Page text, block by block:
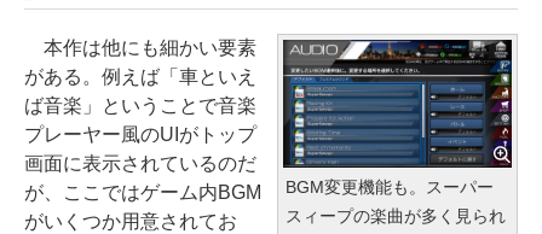
BGM変更機能も。スーパー
スィープの楽曲が多く見られ
本作は他にも細かい要素
がある。例えば「車といえ
ば音楽」ということで音楽
プレーヤー風のUIがトップ
画面に表示されているのだ
が、ここではゲーム内BGM
がいくつか用意されてお